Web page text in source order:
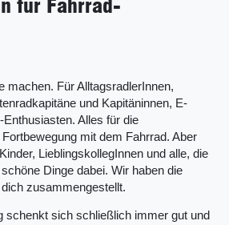
für Fahrrad-
machen. Für AlltagsradlerInnen,
und Kapitäninnen, E-
Alles für die
mit dem Fahrrad. Aber
LieblingskollegInnen und alle, die
Dinge dabei. Wir haben die
zusammengestellt.
schenkt sich schließlich immer gut und